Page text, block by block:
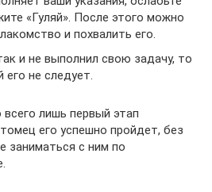
«Гуляй». После этого можно
и похвалить его.
и не выполнил свою задачу, то
не следует.
лишь первый этап
его успешно пройдет, без
заниматься с ним по